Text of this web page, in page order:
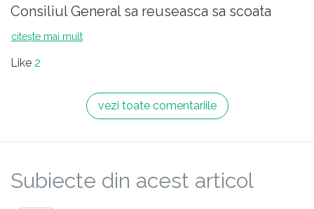
Consiliul General sa reuseasca sa scoata
Bucurestiul la lumina, sa porneasca proiecte
moderne, inovatoare, un oras ne-avangardist,
nesofisticat care nu propune nimic nici
locuitorilor sai, nici turistilor putini care
Budapesta, dar luand bilet de Bucuresti.
citește mai mult
Like 2
vezi toate comentariile
Subiecte din acest articol